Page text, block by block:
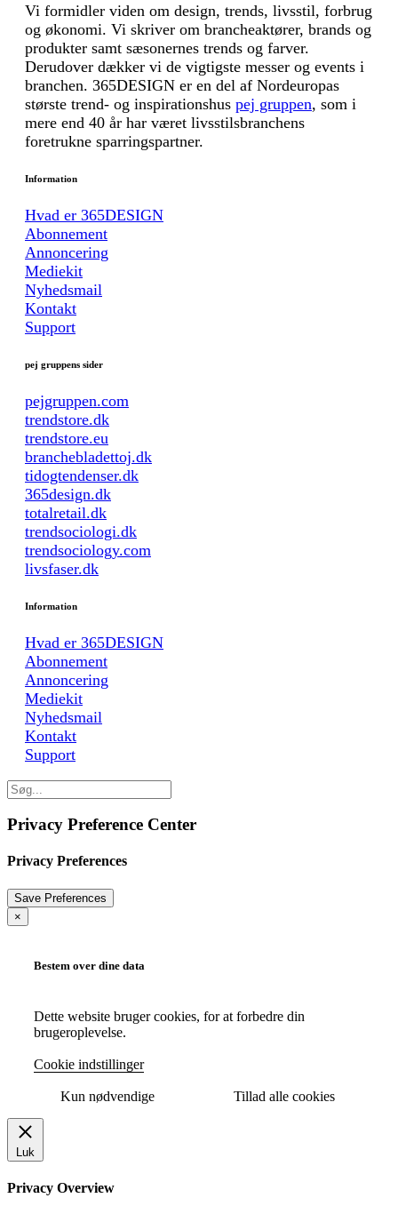
Vi formidler viden om design, trends, livsstil, forbrug
og økonomi. Vi skriver om brancheaktører, brands og
produkter samt sæsonernes trends og farver.
Derudover dækker vi de vigtigste messer og events i
branchen. 365DESIGN er en del af Nordeuropas
største trend- og inspirationshus pej gruppen, som i
mere end 40 år har været livsstilsbranchens
foretrukne sparringspartner.
Information
Hvad er 365DESIGN
Abonnement
Annoncering
Mediekit
Nyhedsmail
Kontakt
Support
pej gruppens sider
pejgruppen.com
trendstore.dk
trendstore.eu
branchebladettoj.dk
tidogtendenser.dk
365design.dk
totalretail.dk
trendsociologi.dk
trendsociology.com
livsfaser.dk
Information
Hvad er 365DESIGN
Abonnement
Annoncering
Mediekit
Nyhedsmail
Kontakt
Support
Privacy Preference Center
Privacy Preferences
×
Bestem over dine data
Dette website bruger cookies, for at forbedre din
brugeroplevelse.
Cookie indstillinger
Kun nødvendige Tillad alle cookies
Luk
Privacy Overview